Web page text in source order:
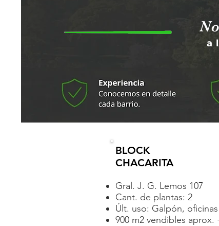
a
BLOCK
CHACARITA
Gral. J. G. Lemos 107
Cant. de plantas: 2
Últ. uso: Galpón,
900 m2 vendibles aprox.